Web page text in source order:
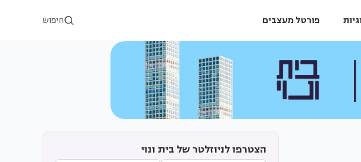
פורטל מעצבים חיפוש
הצטרפו לניוזלטר של בית ונוי